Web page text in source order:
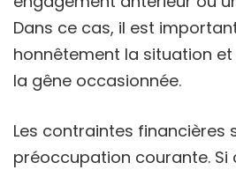
Dans ce cas, il est
honnêtement la situation et
la gêne occasionnée.
Les contraintes financières
préoccupation courante. Si